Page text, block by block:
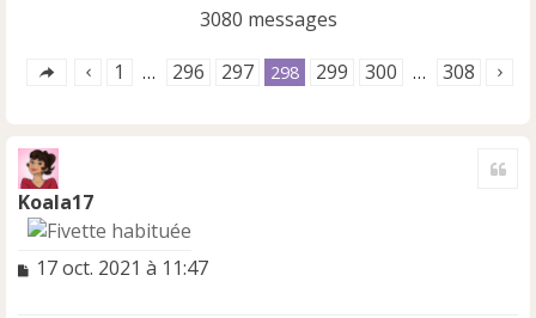
3080 messages
1 … 296 297 298 299 300 … 308
Koala17
M17 oct. 2021 à 11:47